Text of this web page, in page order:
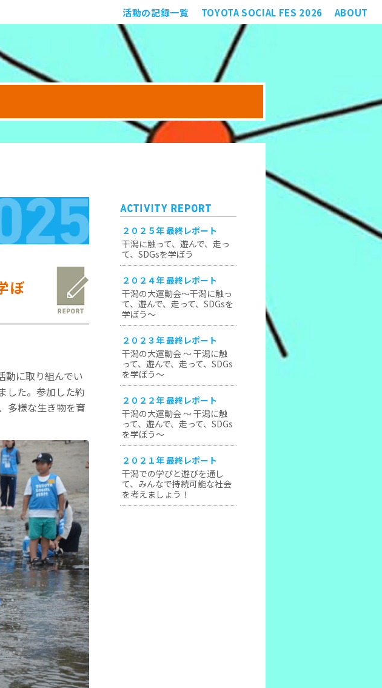
活動の記録一覧 TOYOTA SOCIAL FES 2026 ABOUT
ぼ
動に取り組んでい
した。参加した約
多様な生き物を育
２０２５年 最終レポート
干潟に触って、遊んで、走っ
て、SDGsを学ぼう
２０２４年 最終レポート
干潟の大運動会～干潟に触っ
て、遊んで、走って、SDGsを
学ぼう～
２０２３年 最終レポート
干潟の大運動会 ～ 干潟に触
って、遊んで、走って、SDGs
を学ぼう～
２０２２年 最終レポート
干潟の大運動会 ～ 干潟に触
って、遊んで、走って、SDGs
を学ぼう～
２０２１年 最終レポート
干潟での学びと遊びを通し
て、みんなで持続可能な社会
を考えましょう！